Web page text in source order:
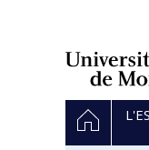
principale